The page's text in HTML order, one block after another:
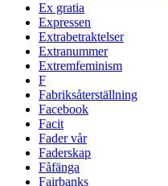
Ex gratia
Expressen
Extrabetraktelser
Extranummer
Extremfeminism
F
Fabriksåterställning
Facebook
Facit
Fader vår
Faderskap
Fåfänga
Fairbanks